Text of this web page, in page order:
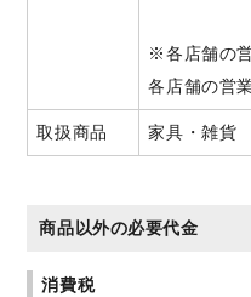
※各店舗の
各店舗の営
取扱商品 家具・雑貨
商品以外の必要代金
消費税